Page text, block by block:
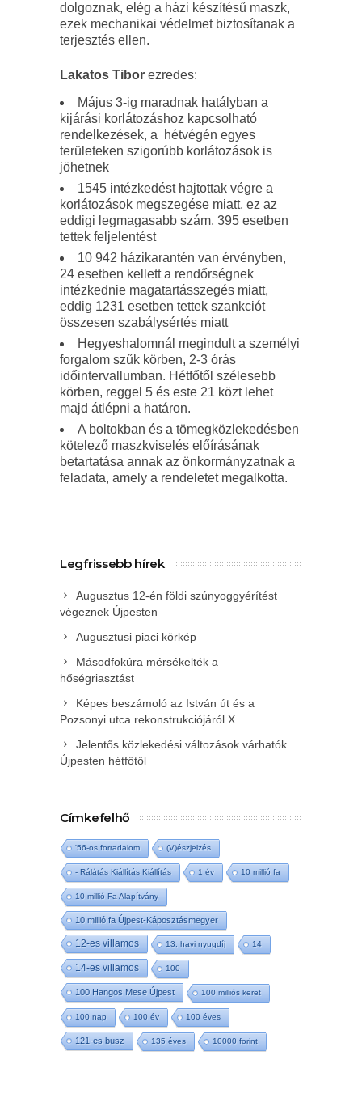
dolgoznak, elég a házi készítésű maszk,
ezek mechanikai védelmet biztosítanak a
terjesztés ellen.
Lakatos Tibor ezredes:
Május 3-ig maradnak hatályban a
kijárási korlátozáshoz kapcsolható
rendelkezések, a hétvégén egyes
területeken szigorúbb korlátozások is
jöhetnek
1545 intézkedést hajtottak végre a
korlátozások megszegése miatt, ez az
eddigi legmagasabb szám. 395 esetben
tettek feljelentést
10 942 házikarantén van érvényben,
24 esetben kellett a rendőrségnek
intézkednie magatartásszegés miatt,
eddig 1231 esetben tettek szankciót
összesen szabálysértés miatt
Hegyeshalomnál megindult a személyi
forgalom szűk körben, 2-3 órás
időintervallumban. Hétfőtől szélesebb
körben, reggel 5 és este 21 közt lehet
majd átlépni a határon.
A boltokban és a tömegközlekedésben
kötelező maszkviselés előírásának
betartatása annak az önkormányzatnak a
feladata, amely a rendeletet megalkotta.
Legfrissebb hírek
Augusztus 12-én földi szúnyoggyérítést
végeznek Újpesten
Augusztusi piaci körkép
Másodfokúra mérsékelték a
hőségriasztást
Képes beszámoló az István út és a
Pozsonyi utca rekonstrukciójáról X.
Jelentős közlekedési változások várhatók
Újpesten hétfőtől
Címkefelhő
'56-os forradalom (V)észjelzés
- Rálátás Kiállítás Kiállítás 1 év 10 millió fa
10 millió Fa Alapítvány
10 millió fa Újpest-Káposztásmegyer
12-es villamos 13. havi nyugdíj 14
14-es villamos 100
100 Hangos Mese Újpest 100 milliós keret
100 nap 100 év 100 éves
121-es busz 135 éves 10000 forint